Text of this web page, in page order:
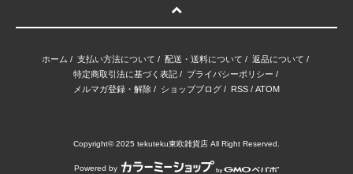
ホーム / 支払い方法について / 配送・送料について / 返品について /
特定商取引法に基づく表記/ プライバシーポリシー /
メルマガ登録・解除 / ショップブログ / RSS / ATOM
Copyright© 2025 tekuteku東欧雑貨店 All Right Reserved.
Powered by